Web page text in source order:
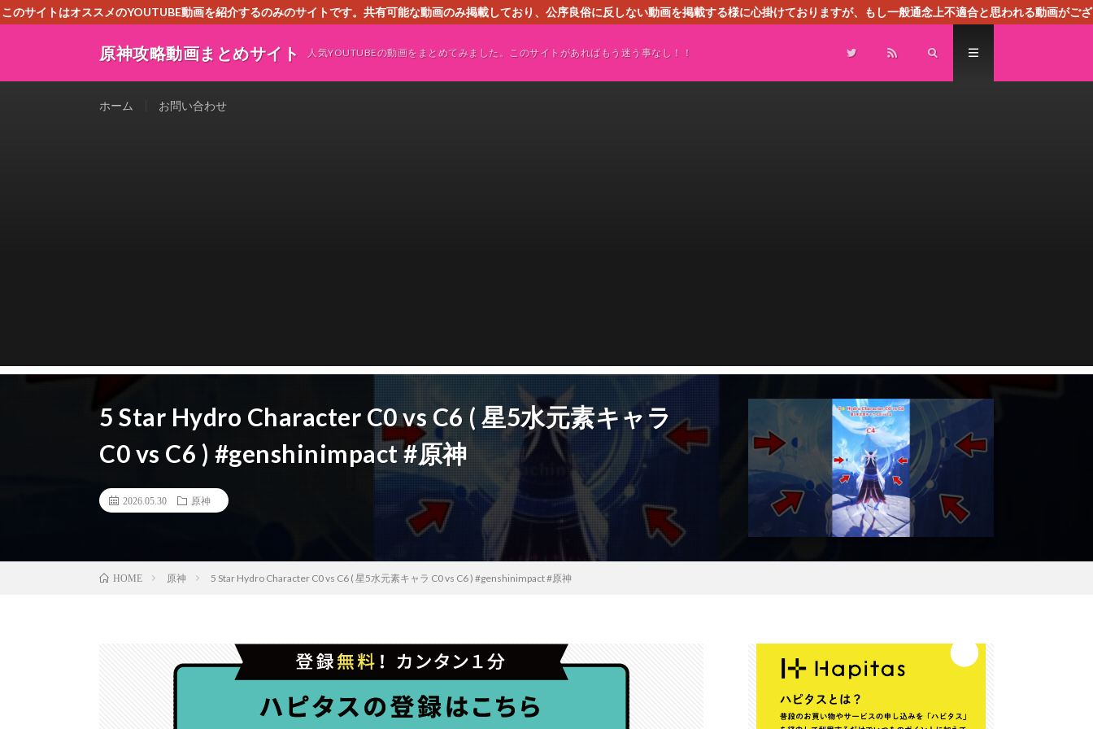
このサイトはオススメのYOUTUBE動画を紹介するのみのサイトです。共有可能な動画のみ掲載しており、公序良俗に反しない動画を掲載する様に心掛けておりますが、もし一般通念上不適合と思われる動画がござ
原神攻略動画まとめサイト 人気YOUTUBEの動画をまとめてみました。このサイトがあればもう迷う事なし！！
ホーム お問い合わせ
5 Star Hydro Character C0 vs C6 ( 星5水元素キャラ
C0 vs C6 ) #genshinimpact #原神
2026.05.30 原神
HOME 原神 5 Star Hydro Character C0 vs C6 ( 星5水元素キャラ C0 vs C6 ) #genshinimpact #原神